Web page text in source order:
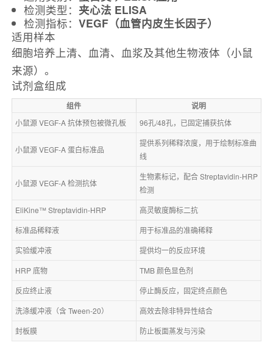
检测类型： 夹心法 ELISA
检测指标： VEGF（血管内皮生长因子）
适用样本
细胞培养上清、血清、血浆及其他生物液体（小鼠
来源）。
试剂盒组成
组件 说明
小鼠源 VEGF‑A 抗体预包被微孔板 96孔/48孔，已固定捕获抗体
小鼠源 VEGF‑A 蛋白标准品
提供系列稀释浓度，用于绘制标准曲
线
小鼠源 VEGF‑A 检测抗体
生物素标记，配合 Streptavidin‑HRP
检测
EliKine™ Streptavidin‑HRP
高灵敏度酶标二抗
标准品稀释液
用于标准品的准确稀释
实验缓冲液
提供均一的反应环境
HRP 底物
TMB 颜色显色剂
反应终止液
停止酶反应，固定终点颜色
洗涤缓冲液（含 Tween-20）
高效去除非特异性结合
封板膜
防止板面蒸发与污染